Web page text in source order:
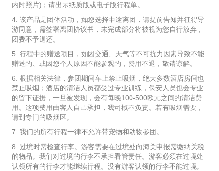
内附照片)；请出示纸质版或电子版行程单。
4. 该产品是团体活动，如您选择中途离团，请提前告知并征得导
游同意，需签署离团协议书，未完成部分将被视为您自行放弃，
团费不予退还。
5. 行程中的赠送项目，如因交通、天气等不可抗力因素导致不能
赠送的、或因您个人原因不能参观的，费用不退，敬请谅解。
6. 根据相关法律，参团期间车上禁止吸烟，绝大多数酒店房间也
禁止吸烟；酒店的清洁人员都受过专业训练，保安人员也会专业
的留下证据，一旦被发现，会有每晚100-500欧元之间的清洁费
用。这项费用由客人自己承担，我司概不负责。若有吸烟需要，
请到专门的吸烟区。
7. 我们的所有行程一律不允许带宠物和动物参团。
8. 过境时需检查行李。游客需要在过境处向海关申报需缴纳关税
的物品。我们对过境的行李不承担看管责任。游客必须在过境处
认领所有的行李才能继续行程。没有游客认领的行李不能过境。